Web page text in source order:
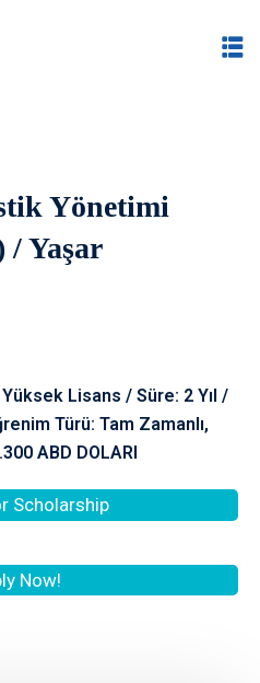
Yönetimi
/ Yaşar
Lisans / Süre: 2 Yıl /
Türü: Tam Zamanlı,
ABD DOLARI
Scholarship
Now!